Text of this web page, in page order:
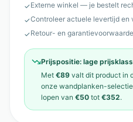
✓Externe winkel — je bestelt
✓Controleer actuele levertijd en
✓Retour- en
Prijspositie: lage
Met €89 valt dit product in
onze wandplanken-
lopen van €50 tot €352.